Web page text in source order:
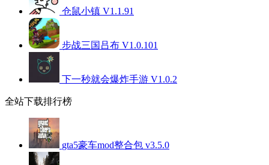
仓鼠小镇 V1.1.91
步战三国吕布 V1.0.101
下一秒就会爆炸手游 V1.0.2
全站下载排行榜
gta5豪车mod整合包 v3.5.0